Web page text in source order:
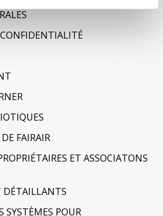
FAIRAIR
ET ASSOCIATONS
DÉTAILLANTS
SYSTÈMES POUR